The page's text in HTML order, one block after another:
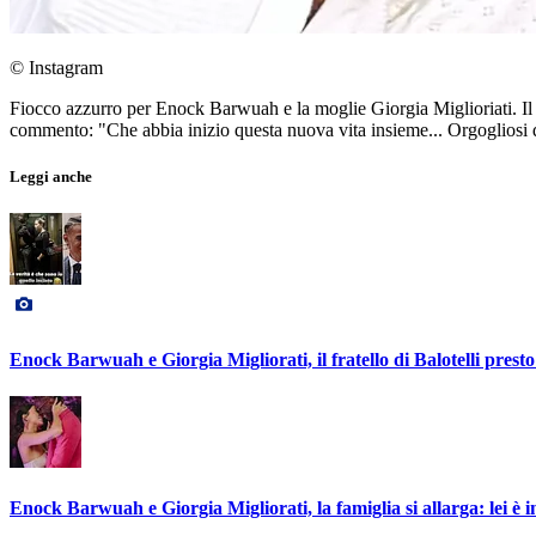
© Instagram
Fiocco azzurro per Enock Barwuah e la moglie Giorgia Miglioriati.
commento: "Che abbia inizio questa nuova vita insieme...
Leggi anche
Enock Barwuah e Giorgia Migliorati, il fratello di Balotelli
Enock Barwuah e Giorgia Migliorati, la famiglia si allarga: lei è